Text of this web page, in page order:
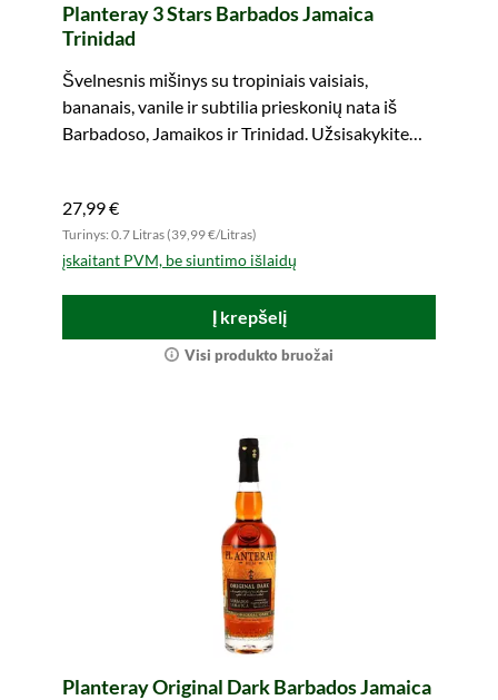
Planteray 3 Stars Barbados Jamaica
Trinidad
Švelnesnis mišinys su tropiniais vaisiais,
bananais, vanile ir subtilia prieskonių nata iš
Barbadoso, Jamaikos ir Trinidad. Užsisakykite
27,99 €
Turinys: 0.7 Litras (39,99 €/Litras)
įskaitant PVM, be siuntimo išlaidų
Į krepšelį
Visi produkto bruožai
Planteray Original Dark Barbados Jamaica